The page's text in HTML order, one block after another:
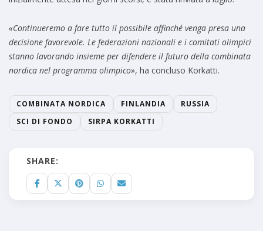
«Continueremo a fare tutto il possibile affinché venga presa una
decisione favorevole. Le federazioni nazionali e i comitati olimpici
stanno lavorando insieme per difendere il futuro della combinata
nordica nel programma olimpico», ha concluso Korkatti.
COMBINATA NORDICA FINLANDIA
RUSSIA
SCI DI FONDO
SIRPA KORKATTI
SHARE: